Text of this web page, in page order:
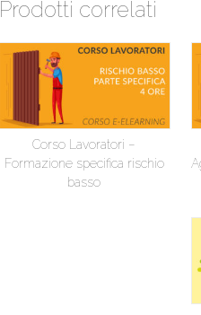
Prodotti correlati
Corso Lavoratori –
Formazione specifica rischio
basso